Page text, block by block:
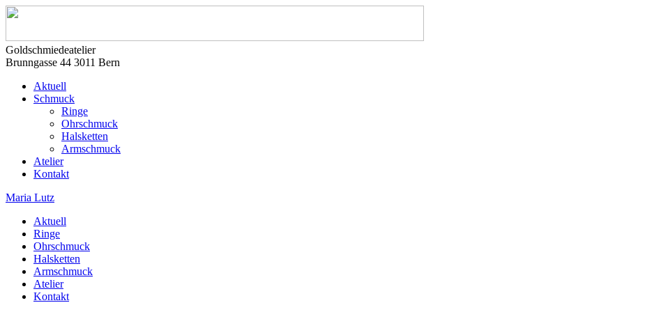
Goldschmiedeatelier
Brunngasse 44 3011 Bern
Aktuell
Schmuck
Ringe
Ohrschmuck
Halsketten
Armschmuck
Atelier
Kontakt
Maria Lutz
Aktuell
Ringe
Ohrschmuck
Halsketten
Armschmuck
Atelier
Kontakt